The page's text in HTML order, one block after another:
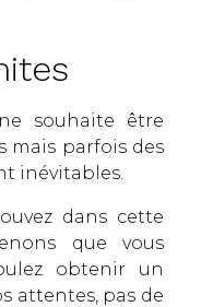
souhaite être
mais parfois des
inévitables.
dans cette
que vous
obtenir un
attentes, pas de